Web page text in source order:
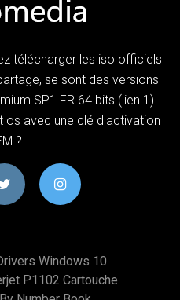
télécharger les iso officiels
se sont des versions
SP1 FR 64 bits (lien 1)
os avec une clé d'activation
?
Windows 10
P1102 Cartouche